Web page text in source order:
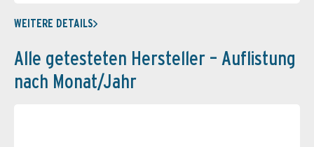
WEITERE DETAILS
Alle getesteten Hersteller – Auflistung
nach Monat/Jahr